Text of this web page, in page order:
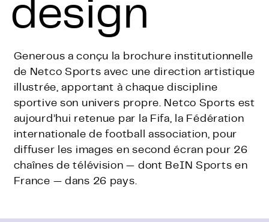
design
Generous a conçu la brochure institutionnelle
de Netco Sports avec une direction artistique
illustrée, apportant à chaque discipline
sportive son univers propre. Netco Sports est
aujourd’hui retenue par la Fifa, la Fédération
internationale de football association, pour
diffuser les images en second écran pour 26
chaînes de télévision — dont BeIN Sports en
France — dans 26 pays.